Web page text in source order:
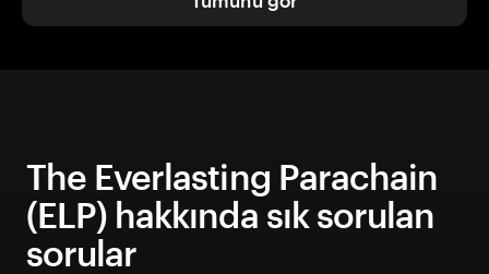
The Everlasting Parachain
(ELP) hakkında sık sorulan
sorular